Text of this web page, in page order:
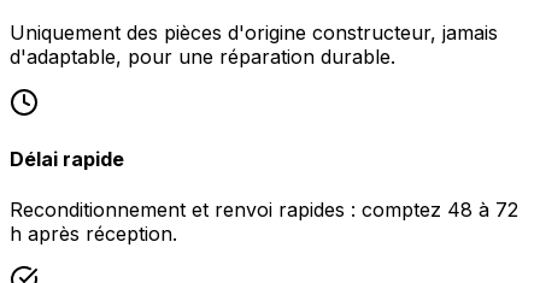
Uniquement des pièces d'origine constructeur, jamais
d'adaptable, pour une réparation durable.
Délai rapide
Reconditionnement et renvoi rapides : comptez 48 à 72
h après réception.